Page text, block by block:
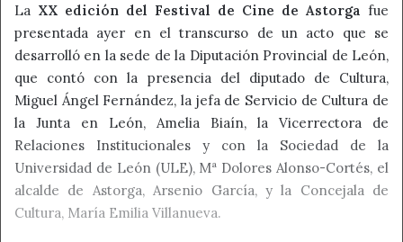
La XX edición del Festival de Cine de Astorga fue
presentada ayer en el transcurso de un acto que se
desarrolló en la sede de la Diputación Provincial de León,
que contó con la presencia del diputado de Cultura,
Miguel Ángel Fernández, la jefa de Servicio de Cultura de
la Junta en León, Amelia Biaín, la Vicerrectora de
Relaciones Institucionales y con la Sociedad de la
Universidad de León (ULE), Mª Dolores Alonso-Cortés, el
alcalde de Astorga, Arsenio García, y la Concejala de
Cultura, María Emilia Villanueva.